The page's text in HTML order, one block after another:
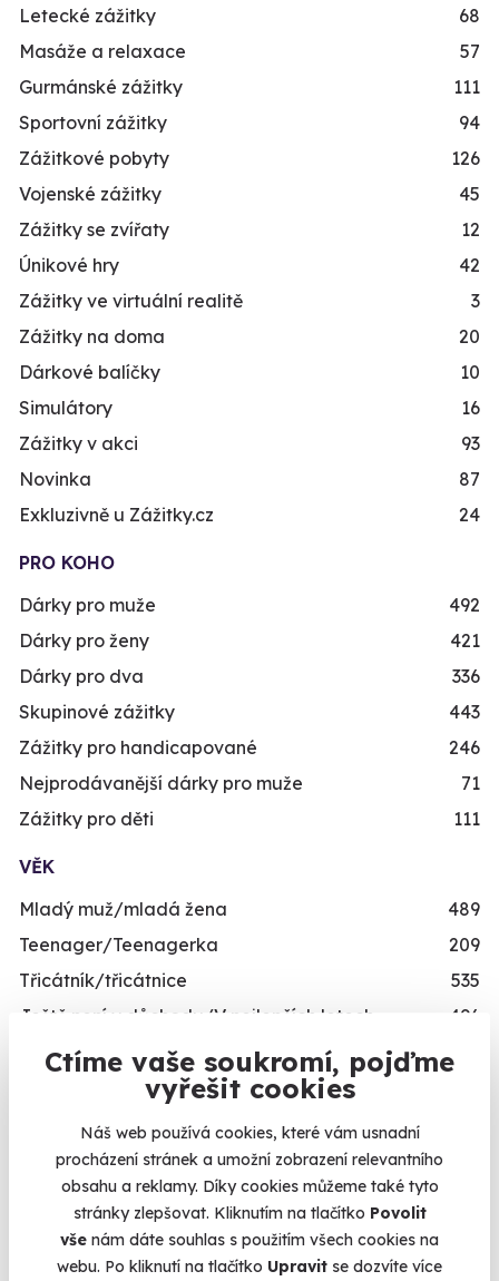
Ctíme vaše soukromí, pojďme
vyřešit cookies
Náš web používá cookies, které vám usnadní
procházení stránek a umožní zobrazení relevantního
obsahu a reklamy. Díky cookies můžeme také tyto
stránky zlepšovat. Kliknutím na tlačítko Povolit
vše nám dáte souhlas s použitím všech cookies na
webu. Po kliknutí na tlačítko Upravit se dozvíte více
Kalendář volných
termínů
Termíny pro zvolenou variantu:
Letecké zážitky
68
Masáže a relaxace
57
Gurmánské zážitky
111
Sportovní zážitky
94
Zážitkové pobyty
126
Vojenské zážitky
45
Zážitky se zvířaty
12
Únikové hry
42
Zážitky ve virtuální realitě
3
Zážitky na doma
20
Dárkové balíčky
10
Simulátory
16
Zážitky v akci
93
Novinka
87
Exkluzivně u Zážitky.cz
24
PRO KOHO
Dárky pro muže
492
Dárky pro ženy
421
Dárky pro dva
336
Skupinové zážitky
443
Zážitky pro handicapované
246
Nejprodávanější dárky pro muže
71
Zážitky pro děti
111
VĚK
Mladý muž/mladá žena
489
Teenager/Teenagerka
209
Třicátník/třicátnice
535
Ještě není v důchodu/V nejlepších letech
496
Dědeček/babička
243
Relaxační zážitky
Adrenalinové zážitky
Vzdělávací zážitky